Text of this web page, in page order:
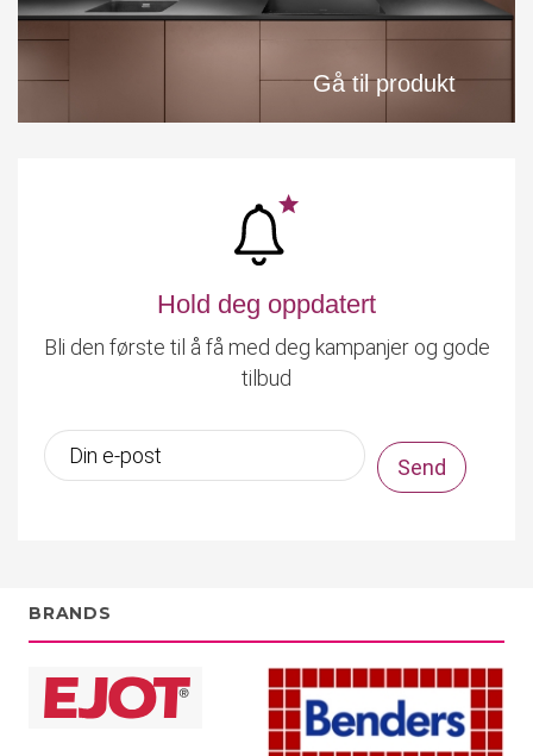
Gå til produkt
Hold deg oppdatert
Bli den første til å få med deg kampanjer og gode
tilbud
BRANDS